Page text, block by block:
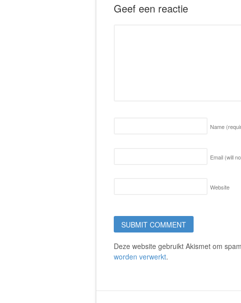
Geef een reactie
Name
Email (will
Website
Deze website gebruikt Akismet om
worden verwerkt.